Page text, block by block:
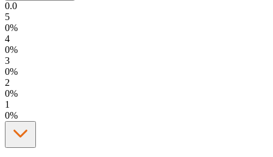
0.0
5
0%
4
0%
3
0%
2
0%
1
0%